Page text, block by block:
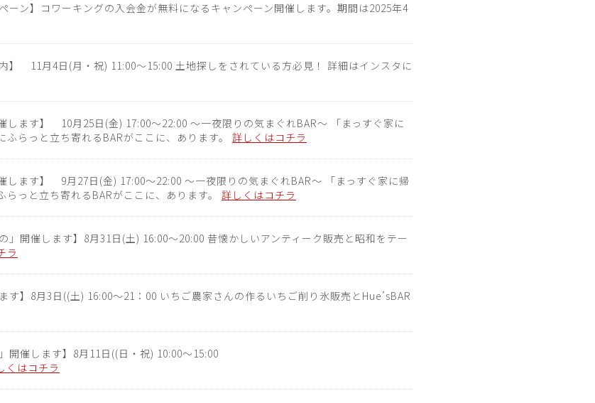
ーン】コワーキングの入会金が無料になるキャンペーン開催します。期間は2025年4
】 11月4日(月・祝) 11:00～15:00 土地探しをされている方必見！ 詳細はインスタに
催します】 10月25日(金) 17:00～22:00 〜一夜限りの気まぐれBAR〜 「まっすぐ家に
らっと立ち寄れるBARがここに、あります。 詳しくはコチラ
催します】 9月27日(金) 17:00～22:00 〜一夜限りの気まぐれBAR〜 「まっすぐ家に帰
っと立ち寄れるBARがここに、あります。 詳しくはコチラ
」開催します】8月31日(土) 16:00～20:00 昔懐かしいアンティーク販売と昭和をテー
ラ
す】8月3日((土) 16:00～21：00 いちご農家さんの作るいちご削り氷販売とHue’sBAR
開催します】8月11日((日・祝) 10:00～15:00
くはコチラ